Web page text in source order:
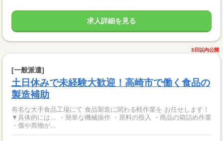
求人詳細を見る
3日以内公開
[一般派遣]
土日休みで未経験大歓迎！高崎市で働く食品の
製造補助
有名な大手食品工場にて 食品製造に関わる軽作業を お任せします！
▼具体的には… ・簡単な機械操作 ・原料の投入 ・商品の箱詰め作業
・傷や異物が...